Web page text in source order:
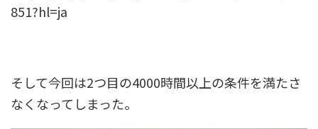
851?hl=ja
そして今回は2つ目の4000時間以上の条件を満たさ
なくなってしまった。